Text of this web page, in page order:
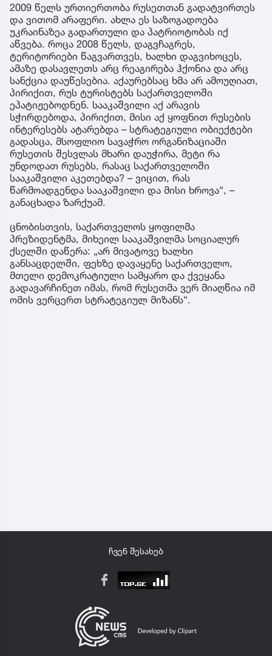
2009 წელს ურთიერთობა რუსეთთან გადატვირთეს
და ვითომ არაფერი. ახლა ეს საზოგადოება
უკრაინაზეა გადართული და პატრიოტობას იქ
აწვება. როცა 2008 წელს, დაგვჩაგრეს,
ტერიტორიები წაგვართვეს, ხალხი დაგვიხოცეს,
ამაზე დასავლეთს არც რეაგირება ჰქონია და არც
სანქცია დაუწესებია. აქაურებსაც ხმა არ ამოუღიათ,
პირიქით, რუს ტურისტებს საქართველოში
ეპატიჟებოდნენ. სააკაშვილი აქ არავის
სჭირდებოდა, პირიქით, მისი აქ ყოფნით რუსების
ინტერესებს ატარებდა – სტრატეგიული ობიექტები
გადასცა, მსოფლიო სავაჭრო ორგანიზაციაში
რუსეთის შესვლას მხარი დაუჭირა, მეტი რა
უნდოდათ რუსებს, რასაც საქართველოში
სააკაშვილი აკეთებდა? – ვიცით, რას
წარმოადგენდა სააკაშვილი და მისი ხროვა“, –
განაცხადა ზარქუამ.
ცნობისთვის, საქართველოს ყოფილმა
პრეზიდენტმა, მიხეილ სააკაშვილმა სოციალურ
ქსელში დაწერა: „არ მივატოვე ხალხი
განსაცდელში, ფეხზე დავაყენე საქართველო,
მთელი დემოკრატიული სამყარო და ქვეყანა
გადავარჩინეთ იმას, რომ რუსეთმა ვერ მიაღწია იმ
ომის ვერცერთ სტრატეგიულ მიზანს“.
ჩვენ შესახებ